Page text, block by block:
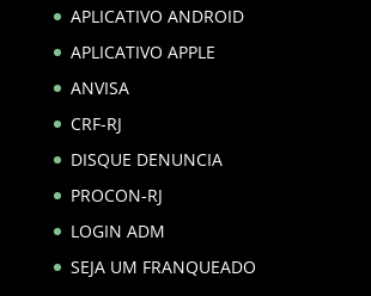
APLICATIVO ANDROID
APLICATIVO APPLE
ANVISA
CRF-RJ
DISQUE DENUNCIA
PROCON-RJ
LOGIN ADM
SEJA UM FRANQUEADO